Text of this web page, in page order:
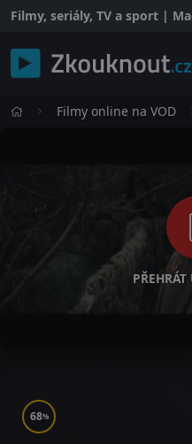
Filmy, seriály, TV a sport |
Filmy online na VOD
68%